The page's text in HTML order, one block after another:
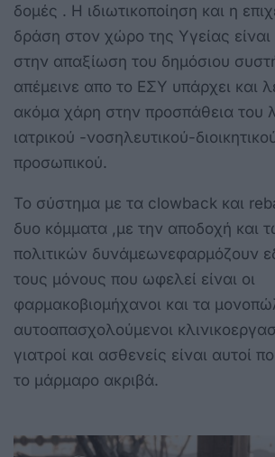
δομές . Η ιδιωτικοποίηση και η
δράση στον χώρο της Υγείας είναι
στην απαξίωση του δημόσιου
απέμεινε απο το ΕΣΥ υπάρχει και
ακόμα χάρη στην προσπάθεια του
ιατρικού -νοσηλευτικού-
προσωπικού.
Το σύστημα με τα clowback και
δυο κόμματα ,με την αποδοχή και
πολιτικών δυνάμεωνεφαρμόζουν
τους μόνους που ωφελεί είναι οι
φαρμακοβιομήχανοι και τα
αυτοαπασχολούμενοι
γιατροί και ασθενείς είναι αυτοί
το μάρμαρο ακριβά.